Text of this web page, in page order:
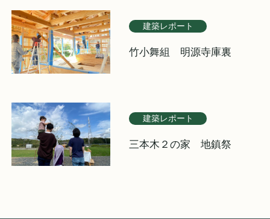
建築レポート
竹小舞組 明源寺庫裏
建築レポート
三本木２の家 地鎮祭